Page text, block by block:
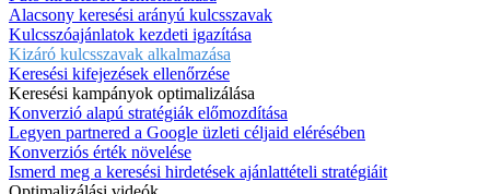
Alacsony keresési arányú kulcsszavak
Kulcsszóajánlatok kezdeti igazítása
Kizáró kulcsszavak alkalmazása
Keresési kifejezések ellenőrzése
Keresési kampányok optimalizálása
Konverzió alapú stratégiák előmozdítása
Legyen partnered a Google üzleti céljaid elérésében
Konverziós érték növelése
Ismerd meg a keresési hirdetések ajánlattételi stratégiáit